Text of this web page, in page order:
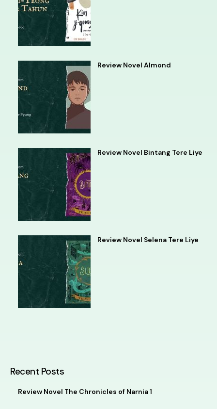
Review Novel Almond
Review Novel Bintang Tere Liye
Review Novel Selena Tere Liye
Recent Posts
Review Novel The Chronicles of Narnia 1